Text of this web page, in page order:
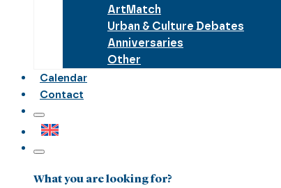
ArtMatch
Urban & Culture Debates
Anniversaries
Other
Calendar
Contact
What you are looking for?